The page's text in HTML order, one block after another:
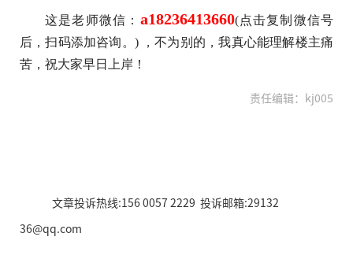
这是老师微信 ： a18236413660(点击复制 微信号
后，扫码添加咨询。) ，不为别的，我真心能理解楼主痛
苦，祝大家早日上岸！
责任编辑：kj005
文章投诉热线:156 0057 2229 投诉邮箱:29132
36@qq.com